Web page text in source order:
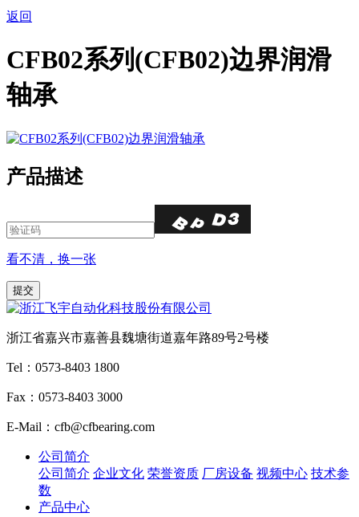
返回
CFB02系列(CFB02)边界润滑
轴承
产品描述
看不清，换一张
浙江省嘉兴市嘉善县魏塘街道嘉年路89号2号楼
Tel：0573-8403 1800
Fax：0573-8403 3000
E-Mail：cfb@cfbearing.com
公司简介
公司简介 企业文化 荣誉资质 厂房设备 视频中心 技术参
数
产品中心